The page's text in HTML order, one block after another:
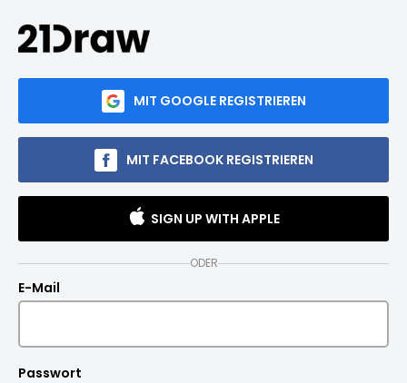
MIT GOOGLE REGISTRIEREN
MIT FACEBOOK REGISTRIEREN
SIGN UP WITH APPLE
ODER
E-Mail
Passwort